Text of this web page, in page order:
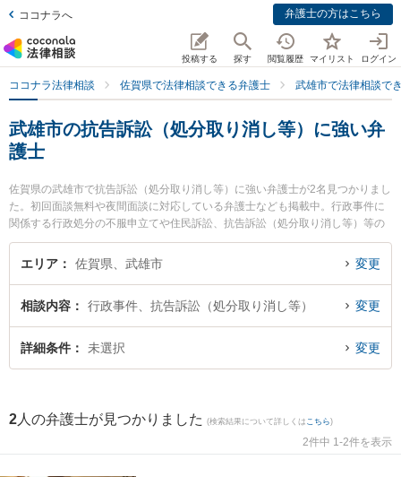
ココナラへ 弁護士の方はこちら
投稿する 探す 閲覧履歴 マイリスト ログイン
ココナラ法律相談 佐賀県で法律相談できる弁護士 武雄市で法律相談で
武雄市の抗告訴訟（処分取り消し等）に強い弁
護士
佐賀県の武雄市で抗告訴訟（処分取り消し等）に強い弁護士が2名見つかりまし
た。初回面談無料や夜間面談に対応している弁護士なども掲載中。行政事件に
関係する行政処分の不服申立てや住民訴訟、抗告訴訟（処分取り消し等）等の
細かな分野での絞り込み検索もでき便利です。特に武雄法律事務所の大和 幸四
郎弁護士や弁護士法人桑原法律事務所の矢野 雄基弁護士のプロフィール情報や
弁護士費用、強みなどが注目されています。『武雄市で土日や夜間に発生した
告訴訟（処分取り消し等）のトラブル解決の実績豊富な近くの弁護士を検索し
たい』『初回相談無料で抗告訴訟（処分取り消し等）を法律相談できる武雄市
内の弁護士に相談予約したい』などでお困りの相談者さんにおすすめです。
エリア 佐賀県、武雄市 変更
相談内容 行政事件、抗告訴訟（処分取り消し等） 変更
詳細条件 未選択 変更
2 人の弁護士が見つかりました (検索結果について詳しくは こちら)
2件中 1-2件を表示